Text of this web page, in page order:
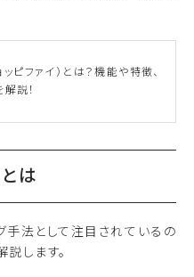
ピファイ）とは？機能や特徴、
説！
は
手法として注目されているの
説します。